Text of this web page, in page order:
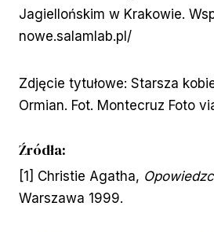
Jagiellońskim w Krakowie.
nowe.salamlab.pl/
Zdjęcie tytułowe: Starsza
Ormian. Fot. Montecruz Foto
Źródła:
[1] Christie Agatha,
Warszawa 1999.